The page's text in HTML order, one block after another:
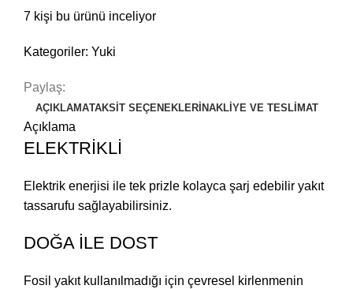
7 kişi bu ürünü inceliyor
Kategoriler: Yuki
Paylaş:
AÇIKLAMATAKSIT SEÇENEKLERI NAKLIYE VE TESLIMAT
Açıklama
ELEKTRİKLİ
Elektrik enerjisi ile tek prizle kolayca şarj edebilir yakıt
tassarufu sağlayabilirsiniz.
DOĞA İLE DOST
Fosil yakıt kullanılmadığı için çevresel kirlenmenin